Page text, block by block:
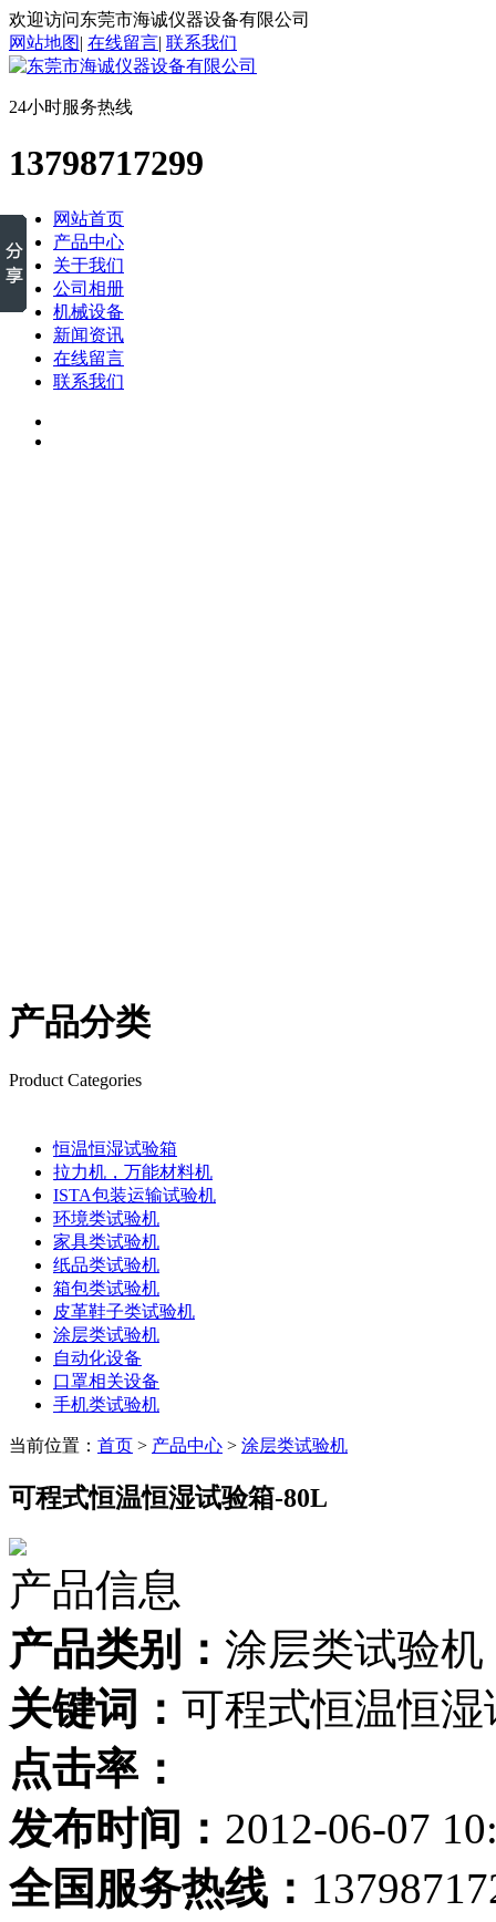
欢迎访问东莞市海诚仪器设备有限公司
网站地图| 在线留言| 联系我们
24小时服务热线
13798717299
网站首页
产品中心
关于我们
公司相册
机械设备
新闻资讯
在线留言
联系我们
产品分类
Product Categories
恒温恒湿试验箱
拉力机，万能材料机
ISTA包装运输试验机
环境类试验机
家具类试验机
纸品类试验机
箱包类试验机
皮革鞋子类试验机
涂层类试验机
自动化设备
口罩相关设备
手机类试验机
当前位置： 首页 > 产品中心 > 涂层类试验机
可程式恒温恒湿试验箱-80L
产品信息
产品类别： 涂层类试验机
关键词： 可程式恒温恒湿
点击率：
发布时间： 2012-06-07
全国服务热线：